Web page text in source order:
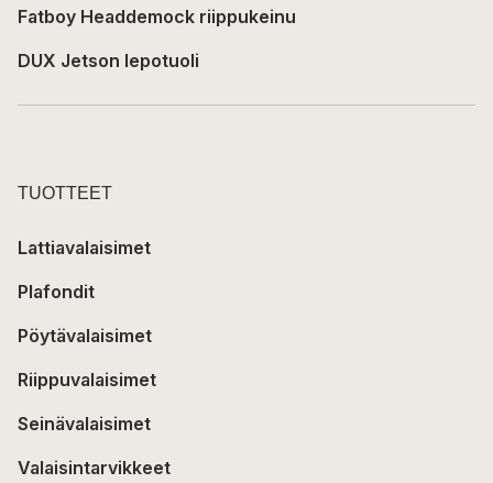
Fatboy Headdemock riippukeinu
DUX Jetson lepotuoli
TUOTTEET
Lattiavalaisimet
Plafondit
Pöytävalaisimet
Riippuvalaisimet
Seinävalaisimet
Valaisintarvikkeet